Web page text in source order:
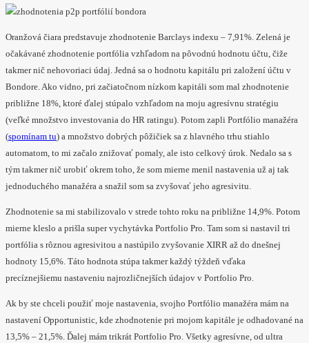
Oranžová čiara predstavuje zhodnotenie Barclays indexu – 7,91%. Zelená je
očakávané zhodnotenie portfólia vzhľadom na pôvodnú hodnotu účtu, čiže
takmer nič nehovoriaci údaj. Jedná sa o hodnotu kapitálu pri založení účtu v
Bondore. Ako vidno, pri začiatočnom nízkom kapitáli som mal zhodnotenie
približne 18%, ktoré ďalej stúpalo vzhľadom na moju agresívnu stratégiu
(veľké množstvo investovania do HR ratingu). Potom zapli Portfólio manažéra
(spomínam tu) a množstvo dobrých pôžičiek sa z hlavného trhu stiahlo
automatom, to mi začalo znižovať pomaly, ale isto celkový úrok. Nedalo sa s
tým takmer nič urobiť okrem toho, že som mierne menil nastavenia už aj tak
jednoduchého manažéra a snažil som sa zvyšovať jeho agresivitu.
Zhodnotenie sa mi stabilizovalo v strede tohto roku na približne 14,9%. Potom
mierne kleslo a prišla super vychytávka Portfolio Pro. Tam som si nastavil tri
portfólia s rôznou agresivitou a nastúpilo zvyšovanie XIRR až do dnešnej
hodnoty 15,6%. Táto hodnota stúpa takmer každý týždeň vďaka
precíznejšiemu nastaveniu najrozličnejších údajov v Portfolio Pro.
Ak by ste chceli použiť moje nastavenia, svojho Portfólio manažéra mám na
nastavení Opportunistic, kde zhodnotenie pri mojom kapitále je odhadované na
13,5% – 21,5%. Ďalej mám trikrát Portfolio Pro. Všetky agresívne, od ultra